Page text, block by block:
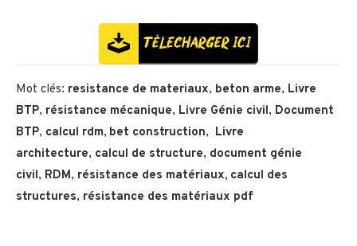
Mot clés: resistance de materiaux, beton arme, Livre
BTP, résistance mécanique, Livre Génie civil, Document
BTP, calcul rdm, bet construction, Livre
architecture, calcul de structure, document génie
civil, RDM, résistance des matériaux, calcul des
structures, résistance des matériaux pdf